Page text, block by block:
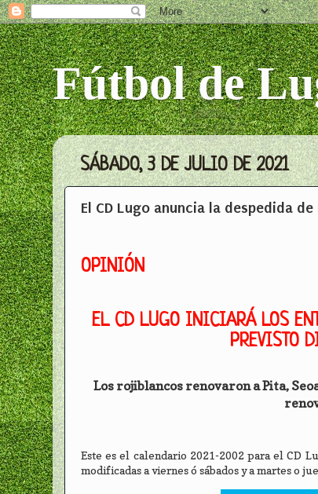
Fútbol de
SÁBADO, 3 DE JULIO DE 2021
El CD Lugo anuncia la despedida
OPINIÓN
EL CD LUGO INICIARÁ LOS
PREVISTO
Los rojiblancos renovaron a Pita,
Este es el calendario 2021-2002 para el CD
modificadas a viernes ó sábados y a martes o